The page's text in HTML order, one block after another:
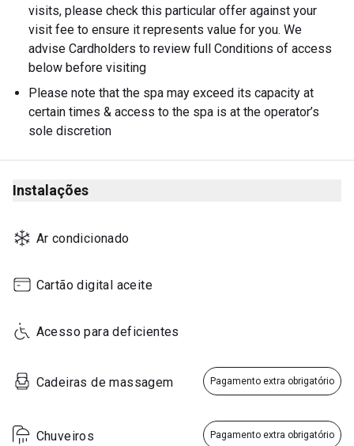
Thursday 00:00 - 23:59
Friday 00:00 - 23:59
Saturday
Sunday 00:00 - 23:59
visits, please check this particular offer against your
visit fee to ensure it represents value for you. We
advise Cardholders to review full Conditions of access
below before visiting
Please note that the spa may exceed its capacity at
certain times & access to the spa is at the operator’s
sole discretion
Instalações
Ar condicionado
Cartão digital aceite
Acesso para deficientes
Cadeiras de massagem Pagamento extra obrigatório
Chuveiros Pagamento extra obrigatório